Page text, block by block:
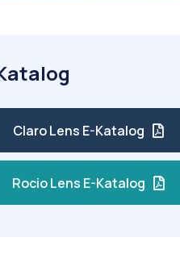
Claro Lens E-Katalog
Rocio Lens E-Katalog